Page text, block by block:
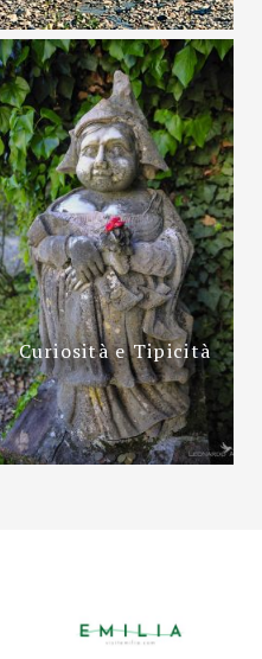
Curiosità e Tipicità